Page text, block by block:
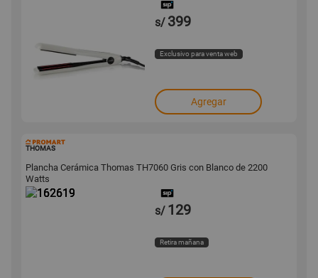
s/ 399
Exclusivo para venta web
Agregar
THOMAS
Plancha Cerámica Thomas TH7060 Gris con Blanco de 2200
Watts
s/ 129
Retira mañana